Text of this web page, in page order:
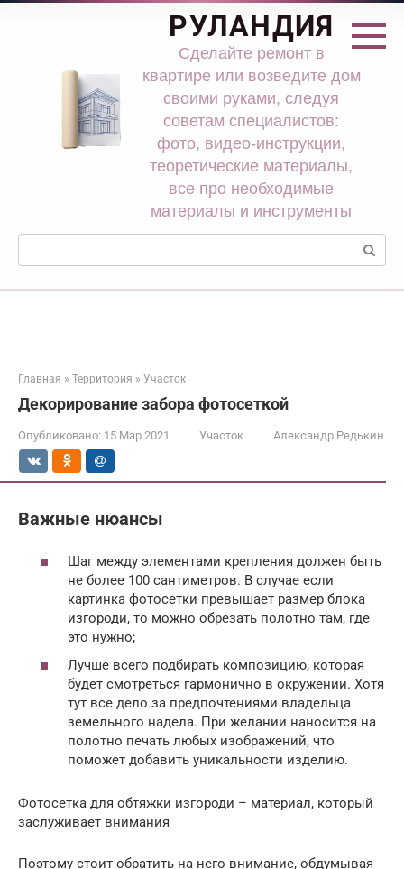
Перейти
РУЛАНДИЯ
Сделайте ремонт в
квартире или возведите дом
своими руками, следуя
советам специалистов:
фото, видео-инструкции,
теоретические материалы,
все про необходимые
материалы и инструменты
Поиск:
Главная » Территория » Участок
Декорирование забора фотосеткой
Опубликовано: 15 Мар 2021 Участок Александр Редькин
Важные нюансы
Шаг между элементами крепления должен быть
не более 100 сантиметров. В случае если
картинка фотосетки превышает размер блока
изгороди, то можно обрезать полотно там, где
это нужно;
Лучше всего подбирать композицию, которая
будет смотреться гармонично в окружении. Хотя
тут все дело за предпочтениями владельца
земельного надела. При желании наносится на
полотно печать любых изображений, что
поможет добавить уникальности изделию.
Фотосетка для обтяжки изгороди – материал, который
заслуживает внимания
Поэтому стоит обратить на него внимание, обдумывая